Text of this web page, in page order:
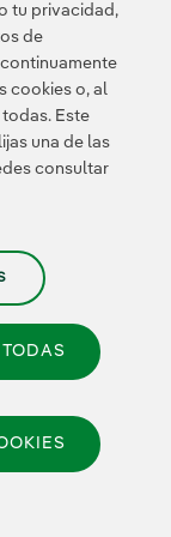
|Transparencia
tu privacidad,
de
cookies o, al
Este
una de las
consultar